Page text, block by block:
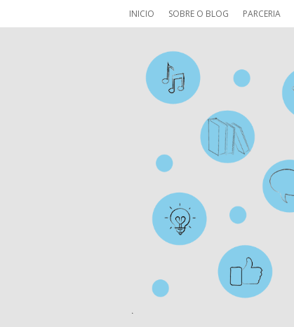
INICIO SOBRE O BLOG PARCERIA